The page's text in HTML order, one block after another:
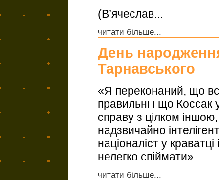
(В’ячеслав...
читати більше...
День
Тарнавського
«Я переконаний, що
правильні і що
справу з цілком
надзвичайно
націоналіст у
нелегко спіймати».
читати більше...